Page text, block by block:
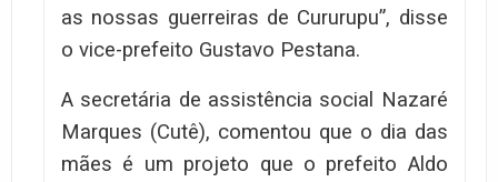
as nossas guerreiras de Cururupu”, disse
o vice-prefeito Gustavo Pestana.
A secretária de assistência social Nazaré
Marques (Cutê), comentou que o dia das
mães é um projeto que o prefeito Aldo